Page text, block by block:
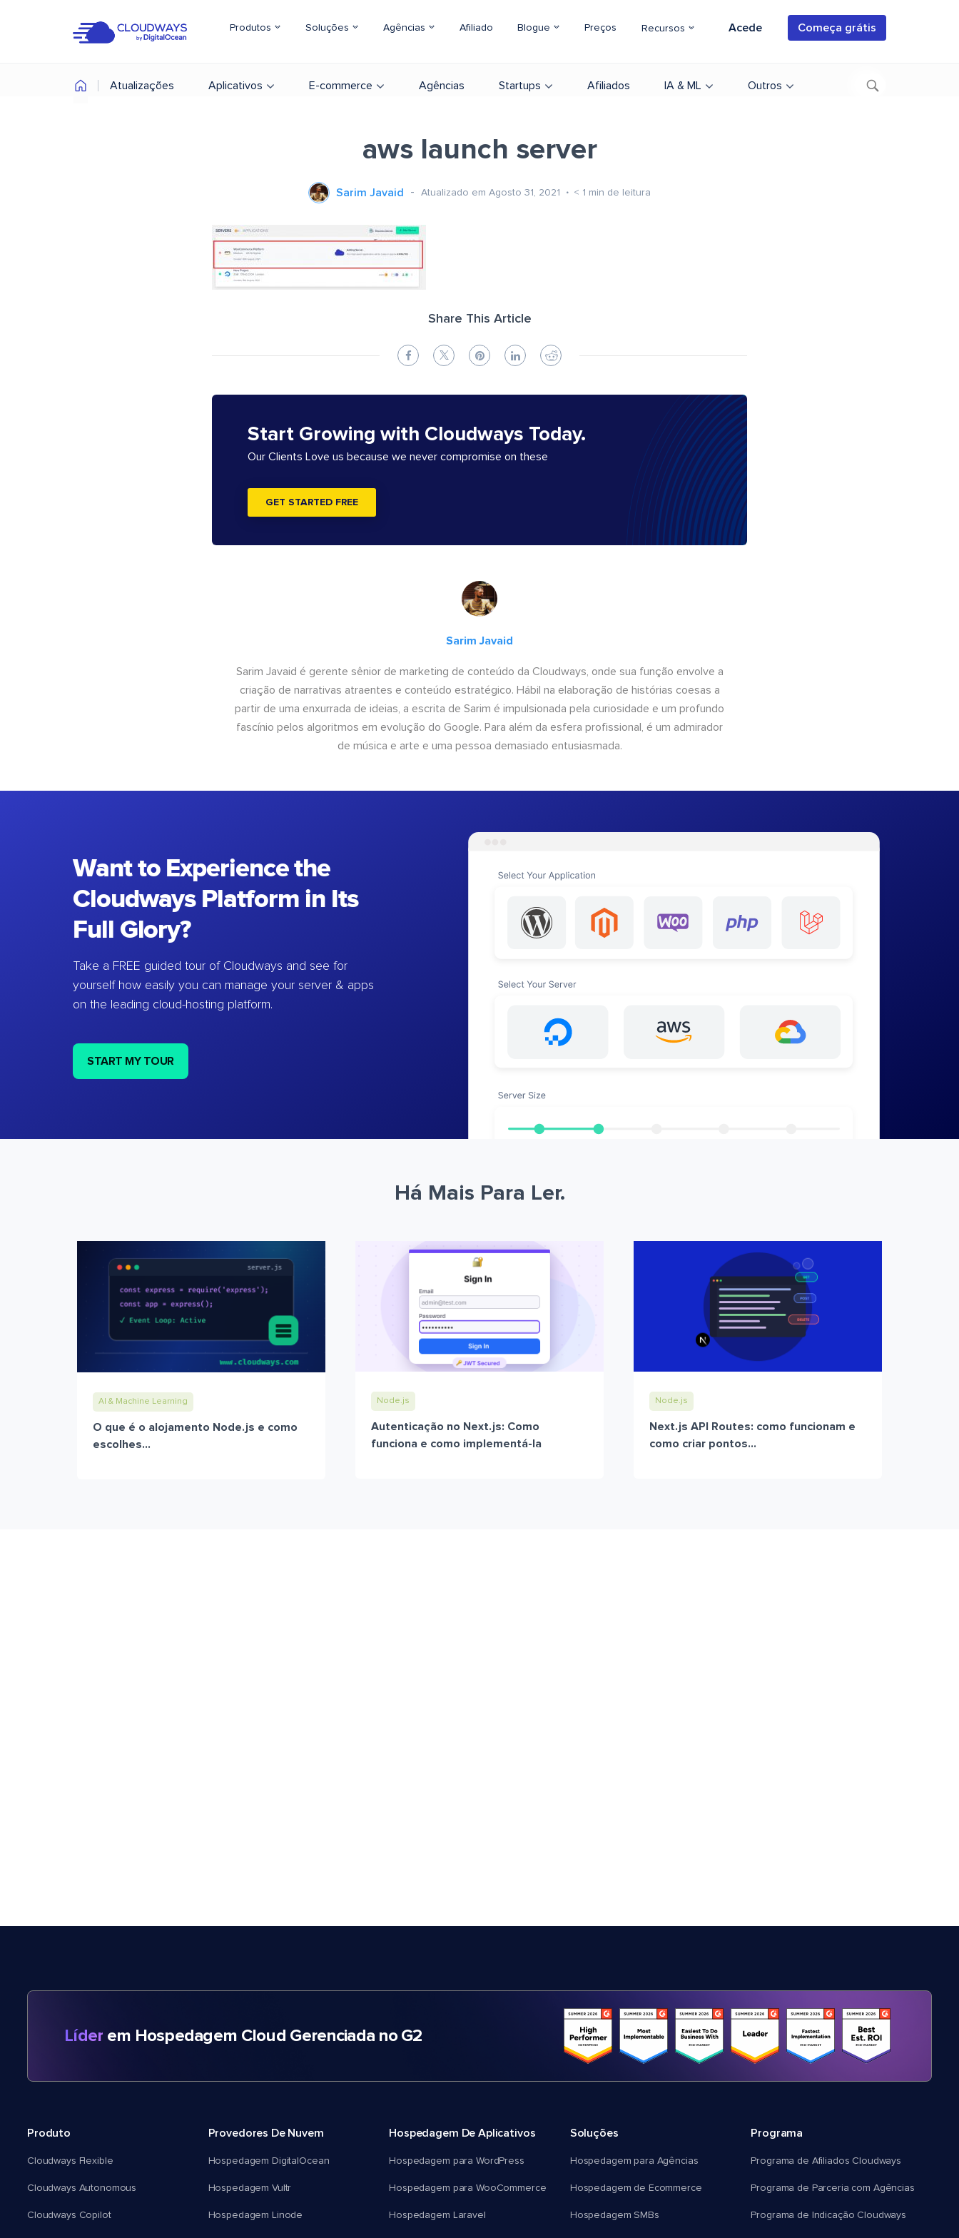
Produtos Soluções Agências Afiliado Blogue Preços Recursos Acede Começa grátis
Atualizações Aplicativos E-commerce Agências Startups Afiliados IA & ML Outros
aws launch server
Sarim Javaid Atualizado em Agosto 31, 2021 < 1 min de leitura
Share This Article
Start Growing with Cloudways Today.
Our Clients Love us because we never compromise on these
GET STARTED FREE
Sarim Javaid
Sarim Javaid é gerente sênior de marketing de conteúdo da Cloudways, onde sua função envolve a
criação de narrativas atraentes e conteúdo estratégico. Hábil na elaboração de histórias coesas a
partir de uma enxurrada de ideias, a escrita de Sarim é impulsionada pela curiosidade e um profundo
fascínio pelos algoritmos em evolução do Google. Para além da esfera profissional, é um admirador
de música e arte e uma pessoa demasiado entusiasmada.
Want to Experience the
Cloudways Platform in Its
Full Glory?
Take a FREE guided tour of Cloudways and see for
yourself how easily you can manage your server & apps
on the leading cloud-hosting platform.
START MY TOUR
Há Mais Para Ler.
AI & Machine Learning
O que é o alojamento Node.js e como
escolhes...
Node.js
Autenticação no Next.js: Como
funciona e como implementá-la
Node.js
Next.js API Routes: como funcionam e
como criar pontos...
Líder em Hospedagem Cloud Gerenciada no G2
Produto
Cloudways Flexible
Cloudways Autonomous
Cloudways Copilot
Provedores De Nuvem
Hospedagem DigitalOcean
Hospedagem Vultr
Hospedagem Linode
Hospedagem De Aplicativos
Hospedagem para WordPress
Hospedagem para WooCommerce
Hospedagem Laravel
Soluções
Hospedagem para Agências
Hospedagem de Ecommerce
Hospedagem SMBs
Programa
Programa de Afiliados Cloudways
Programa de Parceria com Agências
Programa de Indicação Cloudways